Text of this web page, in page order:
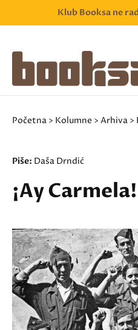
Klub Booksa ne
Početna > Kolumne > Arhiva >
Piše: Daša Drndić
¡Ay Carmela!